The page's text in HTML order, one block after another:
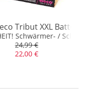
Tribut XXL Batterie
Schwärmer- /
24,99 €
22,00 €